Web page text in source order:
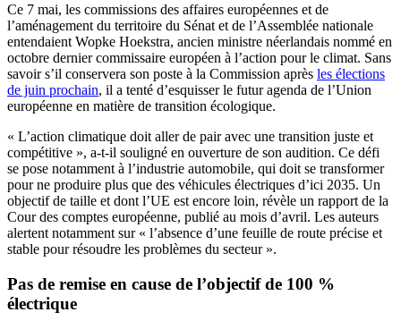
Ce 7 mai, les commissions des affaires européennes et de
l’aménagement du territoire du Sénat et de l’Assemblée nationale
entendaient Wopke Hoekstra, ancien ministre néerlandais nommé en
octobre dernier commissaire européen à l’action pour le climat. Sans
savoir s’il conservera son poste à la Commission après les élections
de juin prochain, il a tenté d’esquisser le futur agenda de l’Union
européenne en matière de transition écologique.
« L’action climatique doit aller de pair avec une transition juste et
compétitive », a-t-il souligné en ouverture de son audition. Ce défi
se pose notamment à l’industrie automobile, qui doit se transformer
pour ne produire plus que des véhicules électriques d’ici 2035. Un
objectif de taille et dont l’UE est encore loin, révèle un rapport de la
Cour des comptes européenne, publié au mois d’avril. Les auteurs
alertent notamment sur « l’absence d’une feuille de route précise et
stable pour résoudre les problèmes du secteur ».
Pas de remise en cause de l’objectif de 100 %
électrique